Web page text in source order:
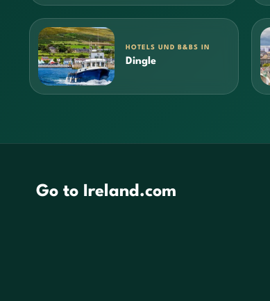
HOTELS UND B&BS IN
Dingle
Go to Ireland.com